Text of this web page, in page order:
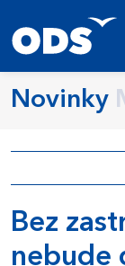
Novinky
Bez
nebude